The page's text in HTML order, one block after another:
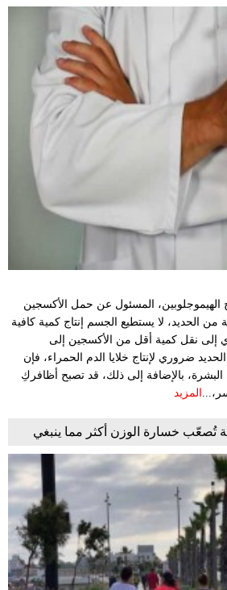
الهيموجلوبين، المسئول عن حمل الأكسجين
من الحديد، لا يستطيع الجسم إنتاج كمية كافية
إلى نقل كمية أقل من الأكسجين إلى
ضروري لإنتاج خلايا الدم الحمراء، فإن
بالإضافة إلى ذلك، قد تصبح أظافركِ
المزيد